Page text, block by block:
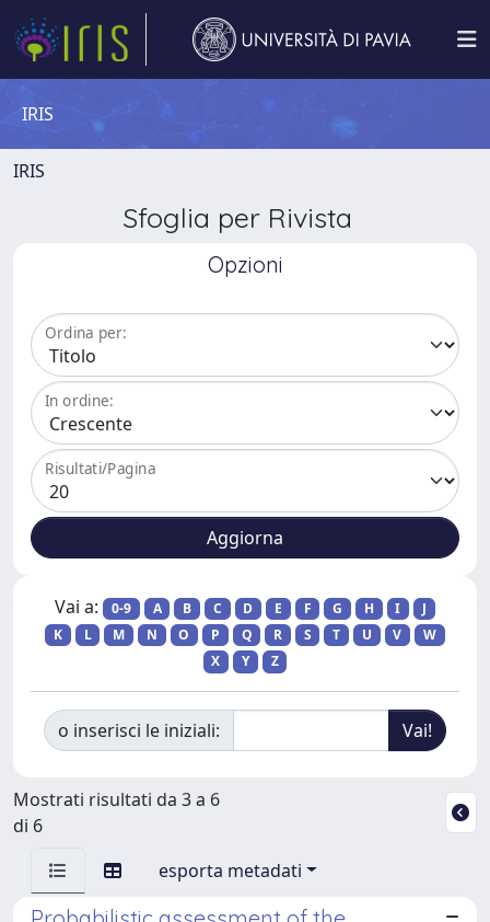
IRIS
IRIS
Sfoglia per Rivista
Opzioni
Ordina per:
In ordine:
Risultati/Pagina
Vai a: 0-9 A B C D E F G H I
J
K
L M N O P Q R S T U V
W
X
Y Z
o inserisci le iniziali:
Mostrati risultati da 3 a 6
di 6
esporta metadati